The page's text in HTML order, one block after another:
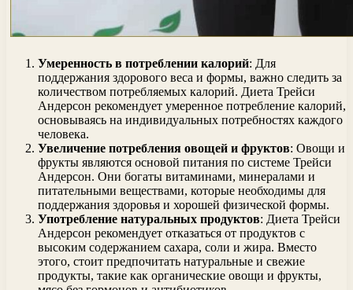
Умеренность в потреблении калорий: Для
поддержания здорового веса и формы, важно следить за
количеством потребляемых калорий. Диета Трейси
Андерсон рекомендует умеренное потребление калорий,
основываясь на индивидуальных потребностях каждого
человека.
Увеличение потребления овощей и фруктов: Овощи и
фрукты являются основой питания по системе Трейси
Андерсон. Они богаты витаминами, минералами и
питательными веществами, которые необходимы для
поддержания здоровья и хорошей физической формы.
Употребление натуральных продуктов: Диета Трейси
Андерсон рекомендует отказаться от продуктов с
высоким содержанием сахара, соли и жира. Вместо
этого, стоит предпочитать натуральные и свежие
продукты, такие как органические овощи и фрукты,